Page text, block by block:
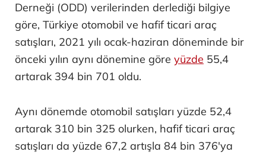
Derneği (ODD) verilerinden derlediği bilgiye
göre, Türkiye otomobil ve hafif ticari araç
satışları, 2021 yılı ocak-haziran döneminde bir
önceki yılın aynı dönemine göre yüzde 55,4
artarak 394 bin 701 oldu.
Aynı dönemde otomobil satışları yüzde 52,4
artarak 310 bin 325 olurken, hafif ticari araç
satışları da yüzde 67,2 artışla 84 bin 376'ya